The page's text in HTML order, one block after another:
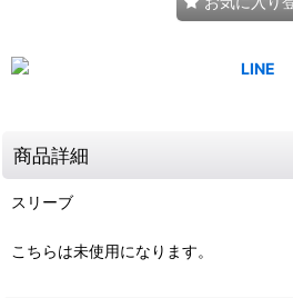
商品詳細
スリーブ
こちらは未使用になります。